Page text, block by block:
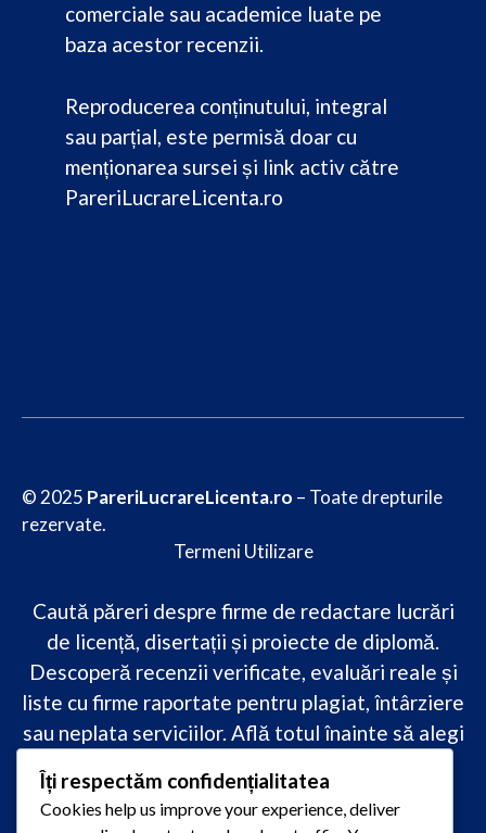
comerciale sau academice luate pe
baza acestor recenzii.
Reproducerea conținutului, integral
sau parțial, este permisă doar cu
menționarea sursei și link activ către
PareriLucrareLicenta.ro
© 2025 PareriLucrareLicenta.ro – Toate drepturile
rezervate.
Termeni Utilizare
Caută păreri despre firme de redactare lucrări
de licență, disertații și proiecte de diplomă.
Descoperă recenzii verificate, evaluări reale și
liste cu firme raportate pentru plagiat, întârziere
sau neplata serviciilor. Află totul înainte să alegi
academicădoar pe PareriLucrareLicenta.ro.
Îți respectăm confidențialitatea
Cookies help us improve your experience, deliver